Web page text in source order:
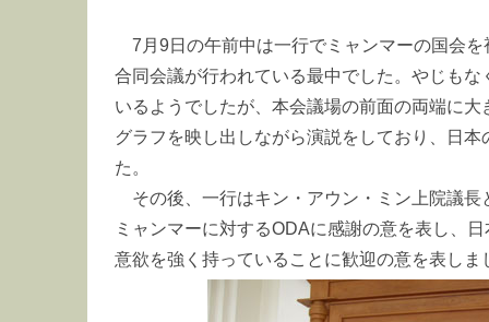
7月9日の午前中は一行でミャンマーの国会
合同会議が行われている最中でした。やじも
いるようでしたが、本会議場の前面の両端に
グラフを映し出しながら演説をしており、日
た。
その後、一行はキン・アウン・ミン上院議
ミャンマーに対するODAに感謝の意を表し、
意欲を強く持っていることに歓迎の意を表しま